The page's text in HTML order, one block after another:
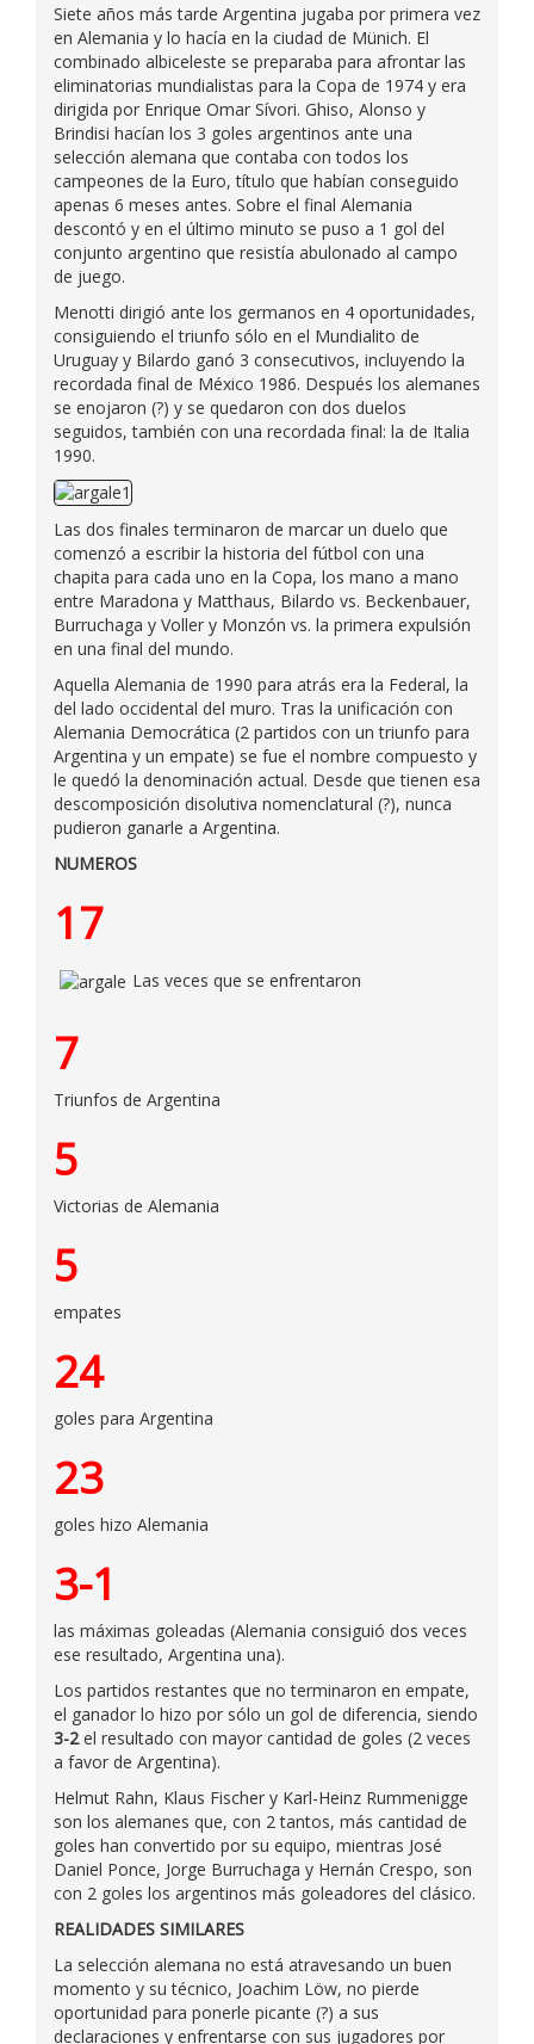
Siete años más tarde Argentina jugaba por primera vez
en Alemania y lo hacía en la ciudad de Münich. El
combinado albiceleste se preparaba para afrontar las
eliminatorias mundialistas para la Copa de 1974 y era
dirigida por Enrique Omar Sívori. Ghiso, Alonso y
Brindisi hacían los 3 goles argentinos ante una
selección alemana que contaba con todos los
campeones de la Euro, título que habían conseguido
apenas 6 meses antes. Sobre el final Alemania
descontó y en el último minuto se puso a 1 gol del
conjunto argentino que resistía abulonado al campo
de juego.
Menotti dirigió ante los germanos en 4 oportunidades,
consiguiendo el triunfo sólo en el Mundialito de
Uruguay y Bilardo ganó 3 consecutivos, incluyendo la
recordada final de México 1986. Después los alemanes
se enojaron (?) y se quedaron con dos duelos
seguidos, también con una recordada final: la de Italia
1990.
Las dos finales terminaron de marcar un duelo que
comenzó a escribir la historia del fútbol con una
chapita para cada uno en la Copa, los mano a mano
entre Maradona y Matthaus, Bilardo vs. Beckenbauer,
Burruchaga y Voller y Monzón vs. la primera expulsión
en una final del mundo.
Aquella Alemania de 1990 para atrás era la Federal, la
del lado occidental del muro. Tras la unificación con
Alemania Democrática (2 partidos con un triunfo para
Argentina y un empate) se fue el nombre compuesto y
le quedó la denominación actual. Desde que tienen esa
descomposición disolutiva nomenclatural (?), nunca
pudieron ganarle a Argentina.
NUMEROS
17
Las veces que se enfrentaron
7
Triunfos de Argentina
5
Victorias de Alemania
5
empates
24
goles para Argentina
23
goles hizo Alemania
3-1
las máximas goleadas (Alemania consiguió dos veces
ese resultado, Argentina una).
Los partidos restantes que no terminaron en empate,
el ganador lo hizo por sólo un gol de diferencia, siendo
3-2el resultado con mayor cantidad de goles (2 veces
a favor de Argentina).
Helmut Rahn, Klaus Fischer y Karl-Heinz Rummenigge
son los alemanes que, con 2 tantos, más cantidad de
goles han convertido por su equipo, mientras José
Daniel Ponce, Jorge Burruchaga y Hernán Crespo, son
con 2 goles los argentinos más goleadores del clásico.
REALIDADES SIMILARES
La selección alemana no está atravesando un buen
momento y su técnico, Joachim Löw, no pierde
oportunidad para ponerle picante (?) a sus
declaraciones y enfrentarse con sus jugadores por